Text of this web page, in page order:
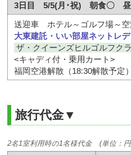
3日目 5/5(月･祝) 朝食〇
送迎車 ホテル～ゴルフ場～空
大東建託・いい部屋ネットレデ
ザ・クイーンズヒルゴルフク
<キャディ付・乗用カート>
福岡空港解散（18:30解散予定）
旅行代金▼
2名1室利用時の1名様代金 (単位：